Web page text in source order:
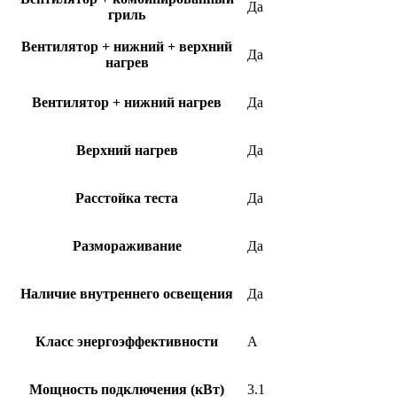
гриль
Да
Вентилятор + нижний + верхний
нагрев
Да
Вентилятор + нижний нагрев Да
Верхний нагрев Да
Расстойка теста Да
Размораживание Да
Наличие внутреннего освещения Да
Класс энергоэффективности A
Мощность подключения (кВт) 3.1